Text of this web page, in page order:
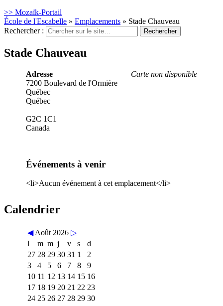
>> Mozaïk-Portail
École de l'Escabelle » Emplacements » Stade Chauveau
Rechercher :
Stade Chauveau
Carte non disponible
Adresse
7200 Boulevard de l'Ormière
Québec
Québec
G2C 1C1
Canada
Événements à venir
<li>Aucun événement à cet emplacement</li>
Calendrier
◀ Août 2026 ▷
l
m m j v s
d
27 28 29 30 31 1
2
3
4 5 6 7 8
9
10 11 12 13 14 15 16
17 18 19 20 21 22 23
24 25 26 27 28 29 30